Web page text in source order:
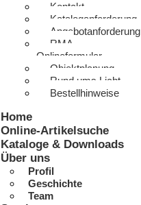
Kontakt
Kataloganforderung
Angebotanforderung
RMA
Onlineformular
Objektplanung
Rund ums Licht
Bestellhinweise
Home
Online-Artikelsuche
Kataloge & Downloads
Über uns
Profil
Geschichte
Team